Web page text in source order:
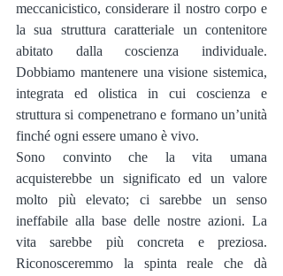
meccanicistico, considerare il nostro corpo e
la sua struttura caratteriale un contenitore
abitato dalla coscienza individuale.
Dobbiamo mantenere una visione sistemica,
integrata ed olistica in cui coscienza e
struttura si compenetrano e formano un’unità
finché ogni essere umano è vivo.
Sono convinto che la vita umana
acquisterebbe un significato ed un valore
molto più elevato; ci sarebbe un senso
ineffabile alla base delle nostre azioni. La
vita sarebbe più concreta e preziosa.
Riconosceremmo la spinta reale che dà